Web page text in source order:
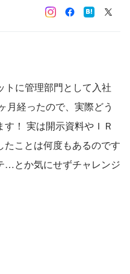
月経ったので、実際どう
！ 実は開示資料やＩＲ
ことは何度もあるのです
…とか気にせずチャレンジ